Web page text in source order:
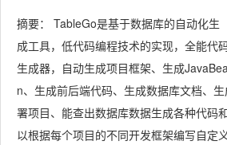
摘要： TableGo是基于数据库的自动化生
成工具，低代码编程技术的实现，全能代
生成器，自动生成项目框架、生成
n、生成前后端代码、生成数据库文档、
署项目、能查出数据库数据生成各种代码
以根据每个项目的不同开发框架编写自定